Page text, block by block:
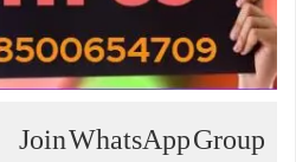
Join WhatsApp Group